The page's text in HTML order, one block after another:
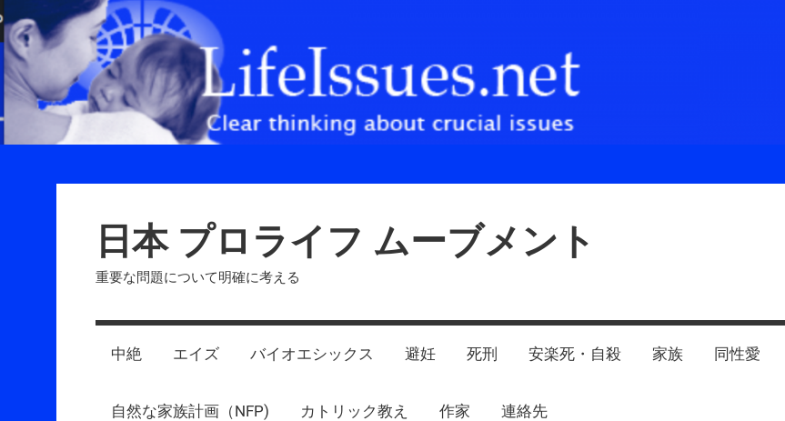
Skip
to
content
日本 プロライフ ムーブメント
重要な問題について明確に考える
中絶 エイズ バイオエシックス 避妊 死刑 安楽死・自殺 家族 同性愛
自然な家族計画（NFP) カトリック教え 作家 連絡先